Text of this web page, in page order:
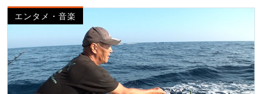
エンタメ・音楽